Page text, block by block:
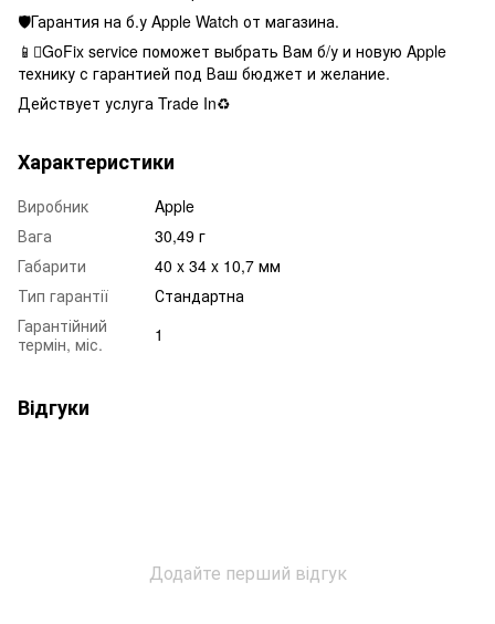
🛡Гарантия на б.у Apple Watch от магазина.
📱GoFix service поможет выбрать Вам б/у и новую Apple
технику с гарантией под Ваш бюджет и желание.
Действует услуга Trade In♻️
Характеристики
Виробник
Apple
Вага
30,49 г
Габарити
40 x 34 x 10,7 мм
Тип гарантії
Стандартна
Гарантійний
термін, міс.
1
Відгуки
Додайте перший відгук